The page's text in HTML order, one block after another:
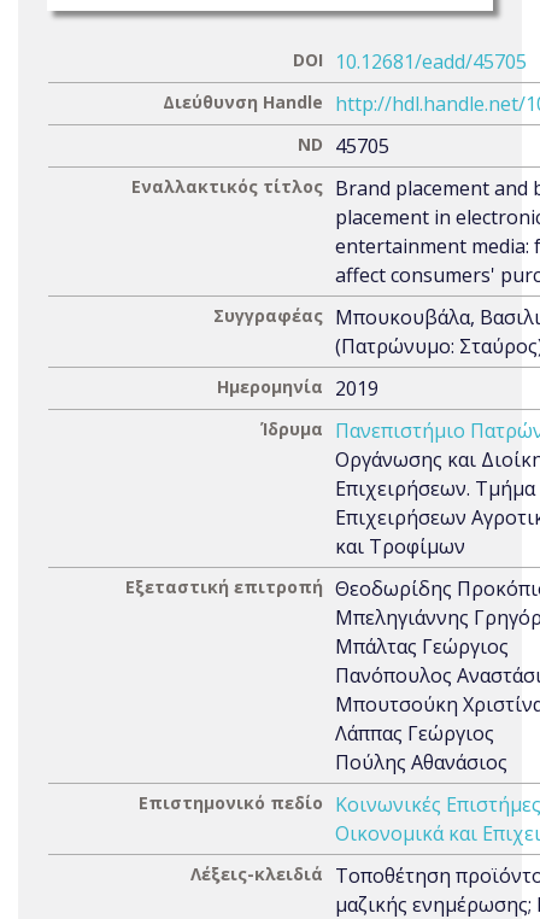
DOI 10.12681/eadd/45705
Διεύθυνση Handle http://hdl.handle.net/
ND 45705
Εναλλακτικός τίτλος Brand placement and
placement in
entertainment media:
affect consumers'
Συγγραφέας Μπουκουβάλα,
(Πατρώνυμο:
Ημερομηνία 2019
Ίδρυμα
Πανεπιστήμιο
Οργάνωσης και
Επιχειρήσεων. Τμήμα
Επιχειρήσεων
και Τροφίμων
Εξεταστική επιτροπή Θεοδωρίδης
Μπεληγιάννης
Μπάλτας Γεώργιος
Πανόπουλος
Μπουτσούκη
Λάππας Γεώργιος
Πούλης Αθανάσιος
Επιστημονικό πεδίο
Κοινωνικές Επιστήμες
Οικονομικά και
Λέξεις-κλειδιά
Τοποθέτηση
μαζικής